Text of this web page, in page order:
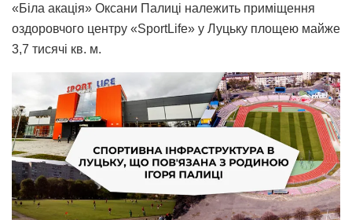
«Біла акація» Оксани Палиці належить приміщення
оздоровчого центру «SportLife» у Луцьку площею майже
3,7 тисячі кв. м.